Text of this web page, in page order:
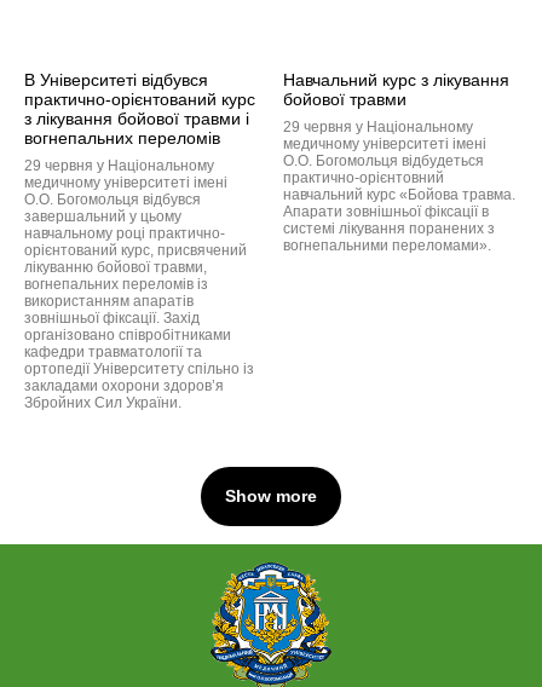
В Університеті відбувся
практично-орієнтований курс
з лікування бойової травми і
вогнепальних переломів
29 червня у Національному
медичному університеті імені
О.О. Богомольця відбувся
завершальний у цьому
навчальному році практично-
орієнтований курс, присвячений
лікуванню бойової травми,
вогнепальних переломів із
використанням апаратів
зовнішньої фіксації. Захід
організовано співробітниками
кафедри травматології та
ортопедії Університету спільно із
закладами охорони здоров’я
Збройних Сил України.
Навчальний курс з лікування
бойової травми
29 червня у Національному
медичному університеті імені
О.О. Богомольця відбудеться
практично-орієнтовний
навчальний курс «Бойова травма.
Апарати зовнішньої фіксації в
системі лікування поранених з
вогнепальними переломами».
Show more